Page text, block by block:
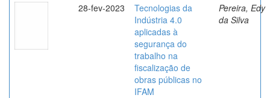
28-fev-2023
Tecnologias da
Indústria 4.0
aplicadas à
segurança do
trabalho na
fiscalização de
obras públicas no
IFAM
Pereira, Edy
da Silva